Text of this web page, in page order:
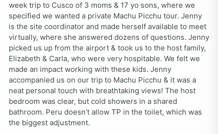
week trip to Cusco of 3 moms & 17 yo sons, where we
specified we wanted a private Machu Picchu tour. Jenny
is the site coordinator and made herself available to meet
virtually, where she answered dozens of questions. Jenny
picked us up from the airport & took us to the host family,
Elizabeth & Carla, who were very hospitable. We felt we
made an impact working with these kids. Jenny
accompanied us on our trip to Machu Picchu & it was a
neat personal touch with breathtaking views! The host
bedroom was clear, but cold showers in a shared
bathroom. Peru doesn’t allow TP in the toilet, which was
the biggest adjustment.